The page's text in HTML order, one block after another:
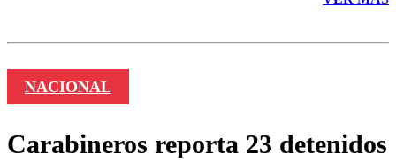
NACIONAL
Carabineros reporta 23 detenidos